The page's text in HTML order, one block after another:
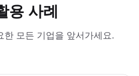
용 사례
한 모든 기업을 앞서가세요.